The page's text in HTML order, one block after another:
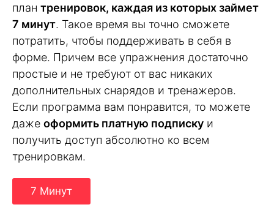
план тренировок, каждая из которых займет
7 минут. Такое время вы точно сможете
потратить, чтобы поддерживать в себя в
форме. Причем все упражнения достаточно
простые и не требуют от вас никаких
дополнительных снарядов и тренажеров.
Если программа вам понравится, то можете
даже оформить платную подписку и
получить доступ абсолютно ко всем
тренировкам.
7 Минут